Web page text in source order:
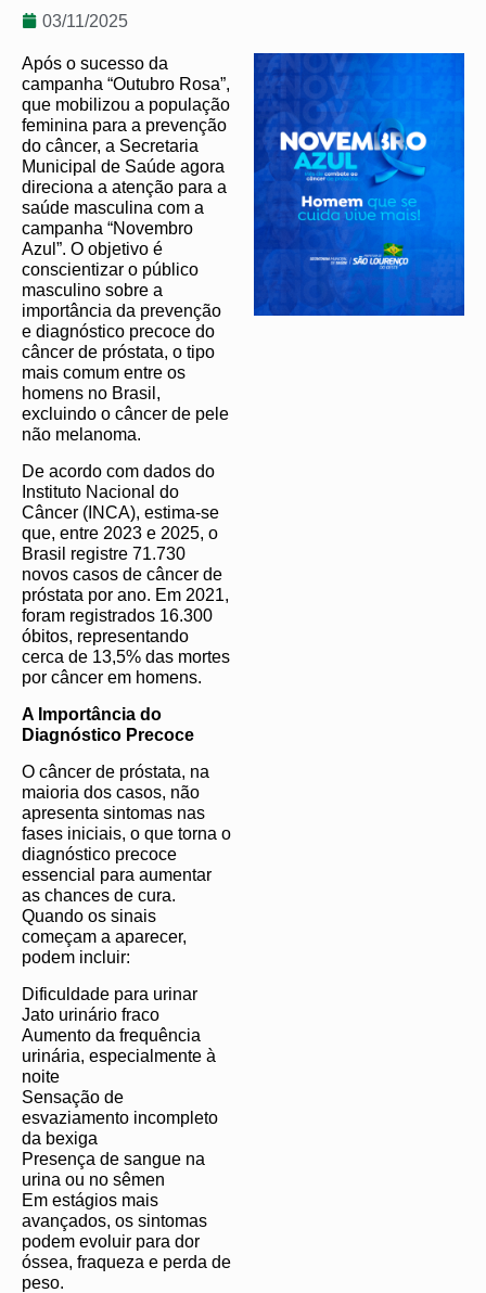
03/11/2025
Após o sucesso da
campanha “Outubro Rosa”,
que mobilizou a população
feminina para a prevenção
do câncer, a Secretaria
Municipal de Saúde agora
direciona a atenção para a
saúde masculina com a
campanha “Novembro
Azul”. O objetivo é
conscientizar o público
masculino sobre a
importância da prevenção
e diagnóstico precoce do
câncer de próstata, o tipo
mais comum entre os
homens no Brasil,
excluindo o câncer de pele
não melanoma.
De acordo com dados do
Instituto Nacional do
Câncer (INCA), estima-se
que, entre 2023 e 2025, o
Brasil registre 71.730
novos casos de câncer de
próstata por ano. Em 2021,
foram registrados 16.300
óbitos, representando
cerca de 13,5% das mortes
por câncer em homens.
A Importância do
Diagnóstico Precoce
O câncer de próstata, na
maioria dos casos, não
apresenta sintomas nas
fases iniciais, o que torna o
diagnóstico precoce
essencial para aumentar
as chances de cura.
Quando os sinais
começam a aparecer,
podem incluir:
Dificuldade para urinar
Jato urinário fraco
Aumento da frequência
urinária, especialmente à
noite
Sensação de
esvaziamento incompleto
da bexiga
Presença de sangue na
urina ou no sêmen
Em estágios mais
avançados, os sintomas
podem evoluir para dor
óssea, fraqueza e perda de
peso.